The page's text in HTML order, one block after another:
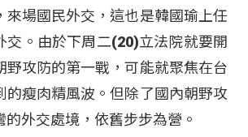
來場國民外交，這也是韓國瑜上任
交。由於下周二(20)立法院就要開
野攻防的第一戰，可能就聚焦在台
的瘦肉精風波。但除了國內朝野攻
的外交處境，依舊步步為營。